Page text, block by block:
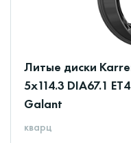
Литые диски
5x114.3 DIA67.1
Galant
кварц